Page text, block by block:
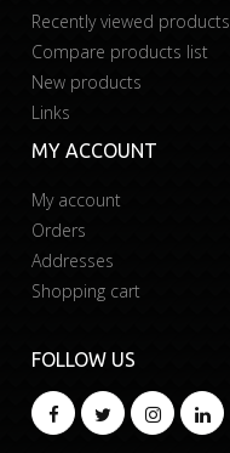
Recently viewed products
Compare products list
New products
Links
MY ACCOUNT
My account
Orders
Addresses
Shopping cart
FOLLOW US